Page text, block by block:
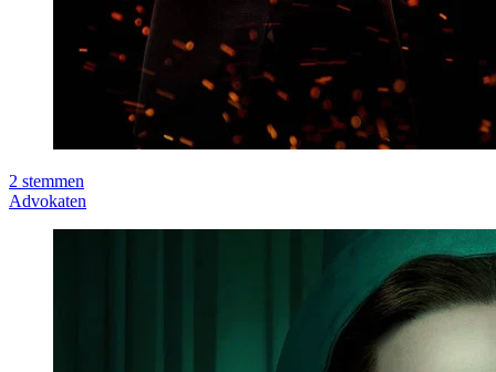
2 stemmen
Advokaten